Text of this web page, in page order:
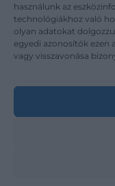
használunk az
technológiákhoz való
olyan adatokat
egyedi azonosítók ezen
vagy visszavonása
Karrier
Kapcsolat